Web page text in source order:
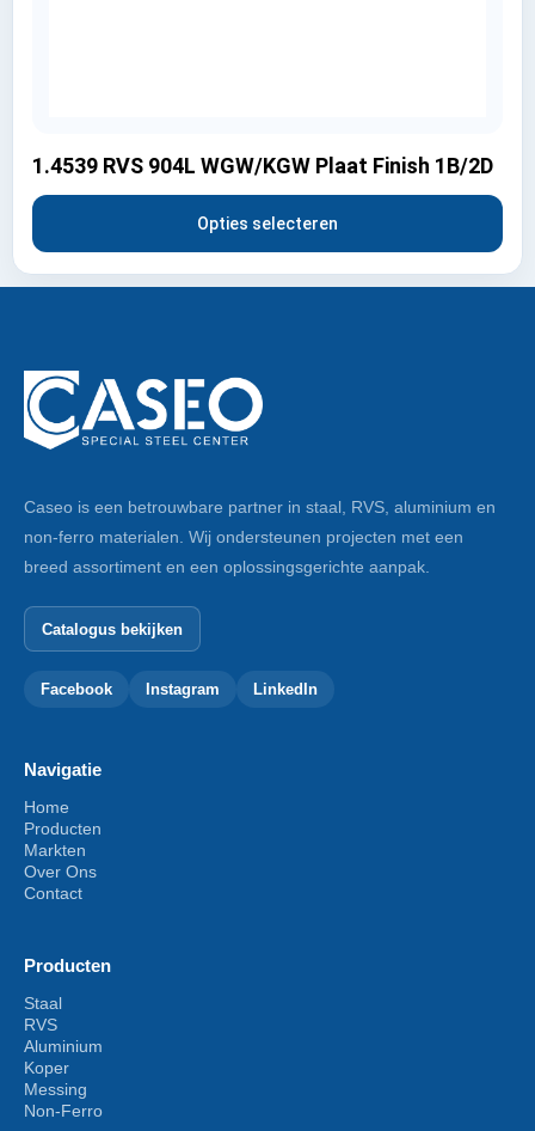
1.4539 RVS 904L WGW/KGW Plaat Finish 1B/2D
Opties selecteren
Caseo is een betrouwbare partner in staal, RVS, aluminium en
non-ferro materialen. Wij ondersteunen projecten met een
breed assortiment en een oplossingsgerichte aanpak.
Catalogus bekijken
Facebook Instagram LinkedIn
Navigatie
Home
Producten
Markten
Over Ons
Contact
Producten
Staal
RVS
Aluminium
Koper
Messing
Non-Ferro